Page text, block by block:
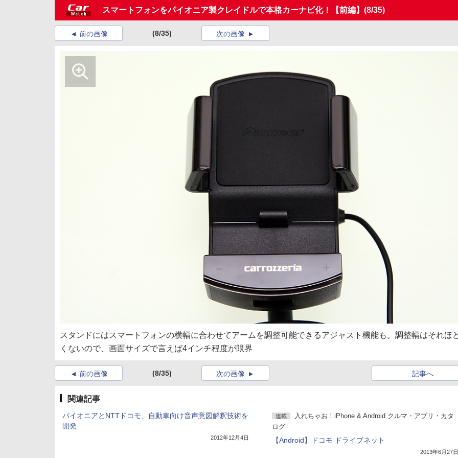
スマートフォンをパイオニア製クレイドルで本格カーナビ化！【前編】 (8/35)
前の画像 (8/35) 次の画像
スタンドにはスマートフォンの横幅に合わせてアームを調整可能できるアジャスト機能も。調整幅はそれほ
くないので、画面サイズで言えば4インチ程度が限界
前の画像 (8/35) 記事へ
次の画像
関連記事
パイオニアとNTTドコモ、自動車向け音声意図解釈技術を
開発
2012年12月4日
連載
入れちゃお！iPhone & Android クルマ・アプリ・カタ
ログ
【Android】ドコモ ドライブネット
2013年6月27日